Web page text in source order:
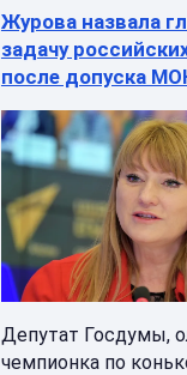
Журова назвала
задачу
после допуска
Депутат Госдумы,
чемпионка по